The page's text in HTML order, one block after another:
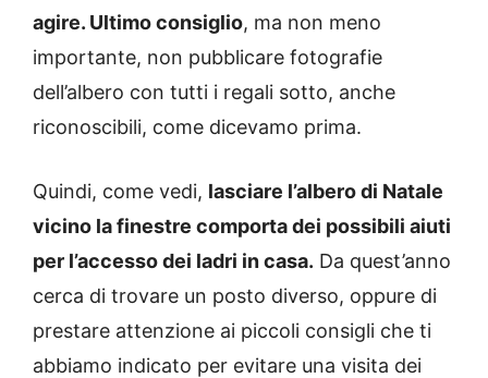
agire. Ultimo consiglio, ma non meno
importante, non pubblicare fotografie
dell’albero con tutti i regali sotto, anche
riconoscibili, come dicevamo prima.
Quindi, come vedi, lasciare l’albero di Natale
vicino la finestre comporta dei possibili aiuti
per l’accesso dei ladri in casa. Da quest’anno
cerca di trovare un posto diverso, oppure di
prestare attenzione ai piccoli consigli che ti
abbiamo indicato per evitare una visita dei